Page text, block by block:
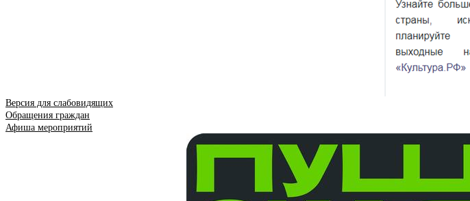
Версия для слабовидящих
Обращения граждан
Афиша мероприятий